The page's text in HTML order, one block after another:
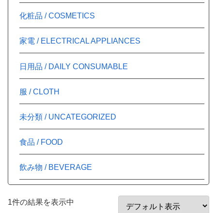
化粧品 / COSMETICS
家電 / ELECTRICAL APPLIANCES
日用品 / DAILY CONSUMABLE
服 / CLOTH
未分類 / UNCATEGORIZED
食品 / FOOD
飲み物 / BEVERAGE
1件の結果を表示中